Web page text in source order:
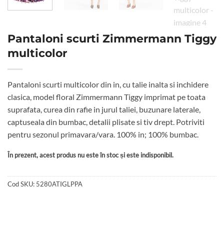
Pantaloni scurti Zimmermann Tiggy
multicolor
Pantaloni scurti multicolor din in, cu talie inalta si inchidere
clasica, model floral Zimmermann Tiggy imprimat pe toata
suprafata, curea din rafie in jurul taliei, buzunare laterale,
captuseala din bumbac, detalii plisate si tiv drept. Potriviti
pentru sezonul primavara/vara. 100% in; 100% bumbac.
În prezent, acest produs nu este în stoc și este indisponibil.
Cod SKU: 5280ATIGLPPA